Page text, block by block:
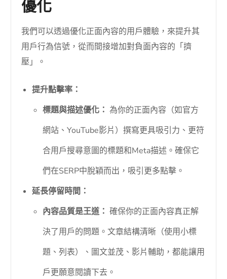
優化
我們可以透過優化正面內容的用戶體驗，來提升其
用戶行為信號，從而間接增加對負面內容的「擠
壓」。
提升點擊率：
標題與描述優化： 為你的正面內容（如官方
網站、YouTube影片）撰寫更具吸引力、更符
合用戶搜尋意圖的標題和Meta描述。確保它
們在SERP中脫穎而出，吸引更多點擊。
延長停留時間：
內容品質是王道： 確保你的正面內容真正解
決了用戶的問題。文章結構清晰（使用小標
題、列表）、圖文並茂、影片輔助，都能讓用
戶更願意閱讀下去。